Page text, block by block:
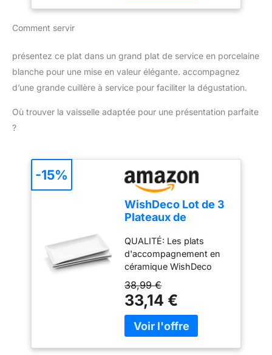
Comment servir
présentez ce plat dans un grand plat de service en porcelaine
blanche pour une mise en valeur élégante. accompagnez
d’une grande cuillère à service pour faciliter la dégustation.
Où trouver la vaisselle adaptée pour une présentation parfaite
?
WishDeco Lot de 3
Plateaux de
Rectangulaires
Blanches 35x15
cm, Grandes
Assiettes à Dîner
en Porcelaine,
Plateaux de fête
pour Dessert,
Buffet, Entrée,
Steak
QUALITÉ: Les plats
d'accompagnement en
céramique WishDeco
sont fabriqués en
porcelaine
professionnelle durable,
les plats sont résistants
et durables ainsi
38,99 €
33,14 €
-15%